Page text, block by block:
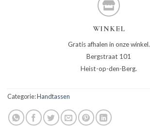
WINKEL
Gratis afhalen in onze winkel.
Bergstraat 101
Heist-op-den-Berg.
Categorie:Handtassen